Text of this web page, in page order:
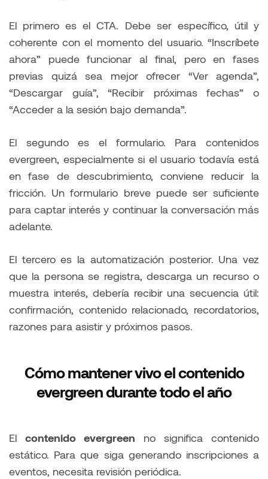
El primero es el CTA. Debe ser específico, útil y
coherente con el momento del usuario. “Inscríbete
ahora” puede funcionar al final, pero en fases
previas quizá sea mejor ofrecer “Ver agenda”,
“Descargar guía”, “Recibir próximas fechas” o
“Acceder a la sesión bajo demanda”.
El segundo es el formulario. Para contenidos
evergreen, especialmente si el usuario todavía está
en fase de descubrimiento, conviene reducir la
fricción. Un formulario breve puede ser suficiente
para captar interés y continuar la conversación más
adelante.
El tercero es la automatización posterior. Una vez
que la persona se registra, descarga un recurso o
muestra interés, debería recibir una secuencia útil:
confirmación, contenido relacionado, recordatorios,
razones para asistir y próximos pasos.
Cómo mantener vivo el contenido
evergreen durante todo el año
Elcontenido evergreen no significa contenido
estático. Para que siga generando inscripciones a
eventos, necesita revisión periódica.